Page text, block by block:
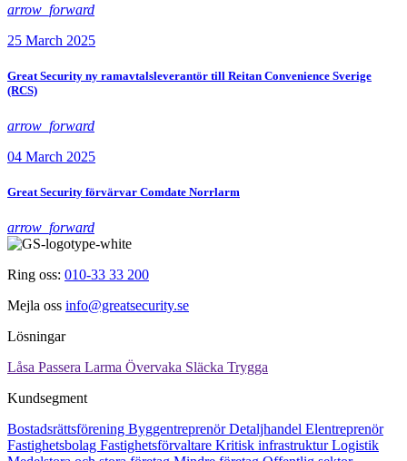
arrow_forward
25 March 2025
Great Security ny ramavtalsleverantör till Reitan Convenience Sverige
(RCS)
arrow_forward
04 March 2025
Great Security förvärvar Comdate Norrlarm
arrow_forward
Ring oss: 010-33 33 200
Mejla oss info@greatsecurity.se
Lösningar
Låsa Passera Larma Övervaka Släcka Trygga
Kundsegment
Bostadsrättsförening ByggentreprenörDetaljhandel Elentreprenör
Fastighetsbolag Fastighetsförvaltare Kritisk infrastrukturLogistik